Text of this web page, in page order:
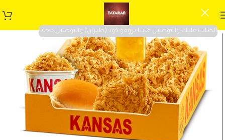
الطلب عليك والتوصيل علينا برومو كود (طيران) والتوصيل مجانا